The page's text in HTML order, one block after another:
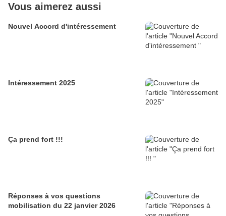
Vous aimerez aussi
Nouvel Accord d'intéressement
Intéressement 2025
Ça prend fort !!!
Réponses à vos questions
mobilisation du 22 janvier 2026